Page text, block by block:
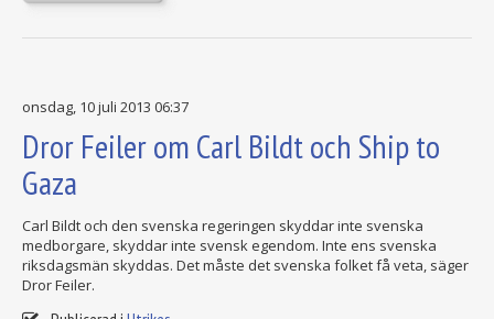
onsdag, 10 juli 2013 06:37
Dror Feiler om Carl Bildt och Ship to
Gaza
Carl Bildt och den svenska regeringen skyddar inte svenska
medborgare, skyddar inte svensk egendom. Inte ens svenska
riksdagsmän skyddas. Det måste det svenska folket få veta, säger
Dror Feiler.